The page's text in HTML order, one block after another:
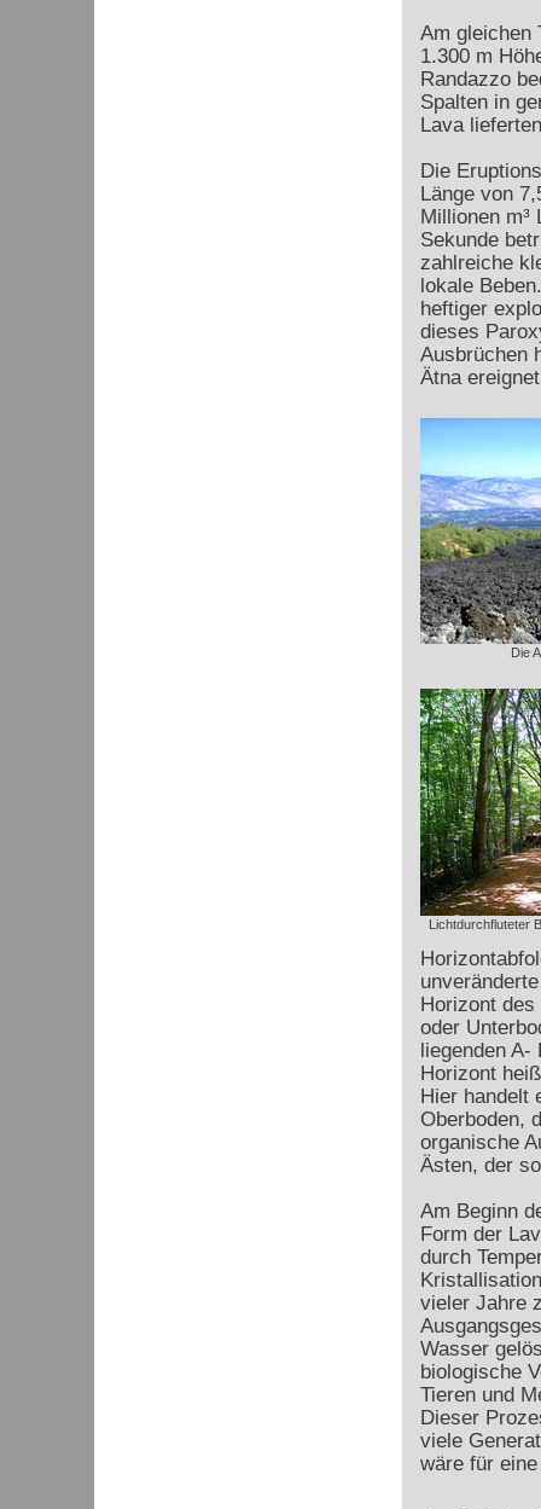
Am gleichen
1.300 m
Randazzo
Spalten in
Lava
Die
Länge von
Millionen m³
Sekunde
zahlreiche
lokale
heftiger
dieses
Ausbrüchen
Ätna
Die
Lichtdurchfluteter
Horizont
oder
liegenden A-
Horizont
Hier handelt
Oberboden,
organische
Ästen, der
Am Beginn
Form der
durch
vieler Jahre
Wasser
biologische
Tieren und
Dieser
viele
wäre für